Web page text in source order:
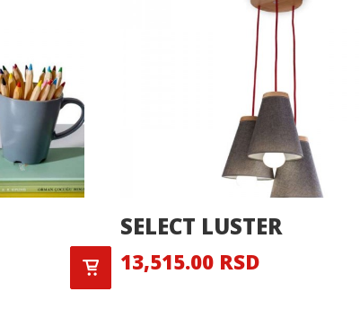
SELECT LUSTER
13,515.00 RSD